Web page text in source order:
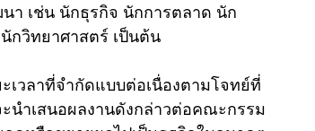
เช่น นักธุรกิจ นักการตลาด นัก
กวิทยาศาสตร์ เป็นต้น
เวลาที่จำกัดแบบต่อเนื่องตามโจทย์ที่
นำเสนอผลงานดังกล่าวต่อคณะกรรม